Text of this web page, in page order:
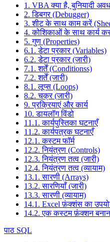
1. VBA क्या है, बुनियादी
2. डिबगर (Debugger)
3. शीट के साथ काम करें
4. कोशिकाओं के साथ कार्य
5. गुण (Properties)
6.1. डेटा प्रकार (Variables)
6.2. डेटा प्रकार (जारी)
7.1. शर्तें (Conditionss)
7.2. शर्तें (जारी)
8.1. लूप्स (Loops)
8.2. चक्र (जारी)
9. प्रक्रियाएं और कार्य
10. डायलॉग विंडो
11.1. कार्यपुस्तिका घटनाएँ
11.2. कार्यपत्रक घटनाएँ
12.1. कस्टम फॉर्म
12.2. नियंत्रण (Controls)
12.3. नियंत्रण तत्व (जारी)
12.4. नियंत्रण तत्व (व्यायाम)
13.1. सारणी (Arrays)
13.2. सारणियाँ (जारी)
13.3. सारणी (व्यायाम)
14.1. Excel फ़ंक्शंस का
14.2. एक कस्टम फ़ंक्शन
पाठ SQL